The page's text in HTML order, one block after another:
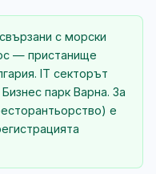
с морски
— пристанище
IT секторът
парк Варна. За
е